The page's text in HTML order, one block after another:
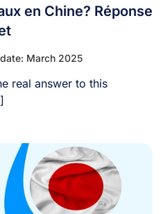
en Chine? Réponse
March 2025
real answer to this